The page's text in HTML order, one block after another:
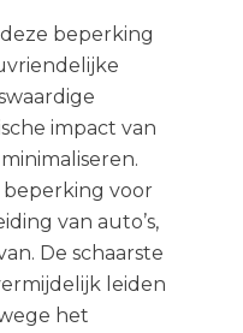
beperking
impact van
voor
van auto’s,
De schaarste
leiden
het